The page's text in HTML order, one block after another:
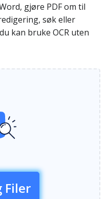
gjøre PDF om til
søk eller
kan bruke OCR uten
Filer